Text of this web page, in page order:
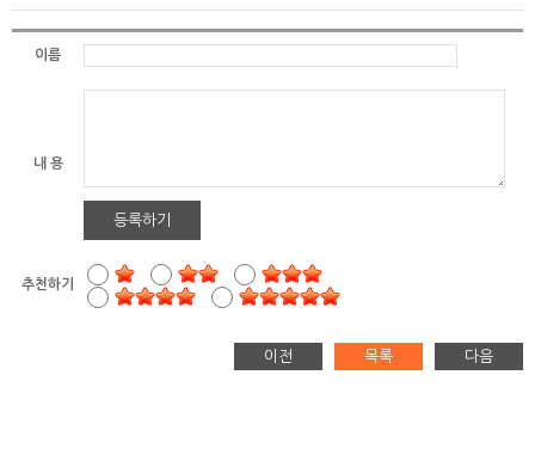
이름
내 용
등록하기
추천하기
이전 목록 다음